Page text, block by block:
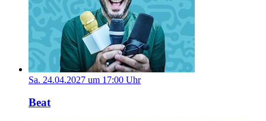
Sa. 24.04.2027 um 17:00 Uhr
Beat